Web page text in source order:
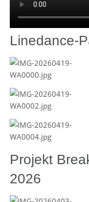
Linedance-
Projekt
2026